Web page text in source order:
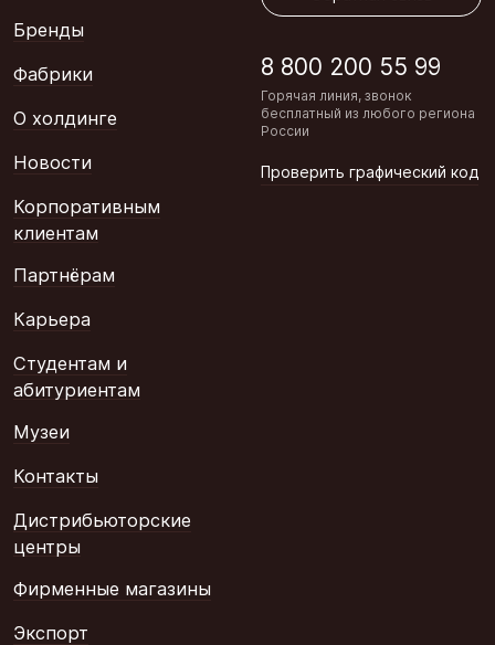
Бренды
Фабрики
О холдинге
Новости
Корпоративным
клиентам
Партнёрам
Карьера
Студентам и
абитуриентам
Музеи
Контакты
Дистрибьюторские
центры
Фирменные магазины
Экспорт
8 800 200 55 99
Горячая линия, звонок
бесплатный из любого региона
России
Проверить графический код